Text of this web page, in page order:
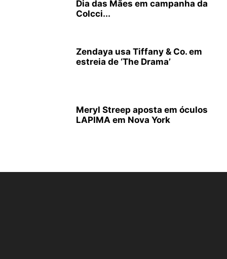
Dia das Mães em campanha da
Colcci...
Zendaya usa Tiffany & Co. em
estreia de ‘The Drama’
Meryl Streep aposta em óculos
LAPIMA em Nova York